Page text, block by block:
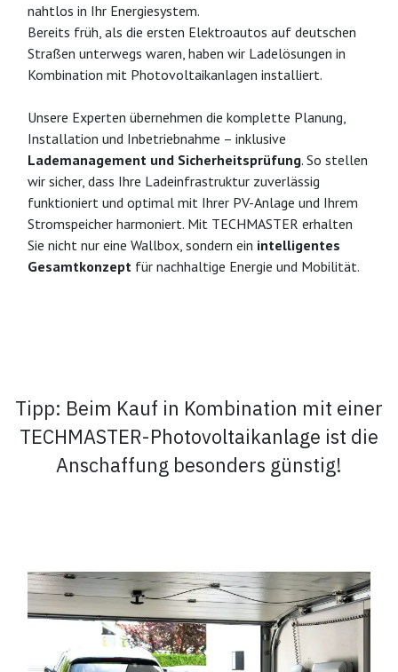
nahtlos in Ihr Energiesystem.
Bereits früh, als die ersten Elektroautos auf deutschen
Straßen unterwegs waren, haben wir Ladelösungen in
Kombination mit Photovoltaikanlagen installiert.
Unsere Experten übernehmen die komplette Planung,
Installation und Inbetriebnahme – inklusive
Lademanagement und Sicherheitsprüfung. So stellen
wir sicher, dass Ihre Ladeinfrastruktur zuverlässig
funktioniert und optimal mit Ihrer PV-Anlage und Ihrem
Stromspeicher harmoniert. Mit TECHMASTER erhalten
Sie nicht nur eine Wallbox, sondern ein intelligentes
Gesamtkonzept für nachhaltige Energie und Mobilität.
Tipp: Beim Kauf in Kombination mit einer
TECHMASTER-Photovoltaikanlage ist die
Anschaffung besonders günstig!